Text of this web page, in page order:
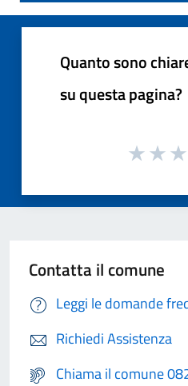
Quanto sono
su questa pagina?
Contatta il comune
Leggi le domande
Richiedi Assistenza
Chiama il comune